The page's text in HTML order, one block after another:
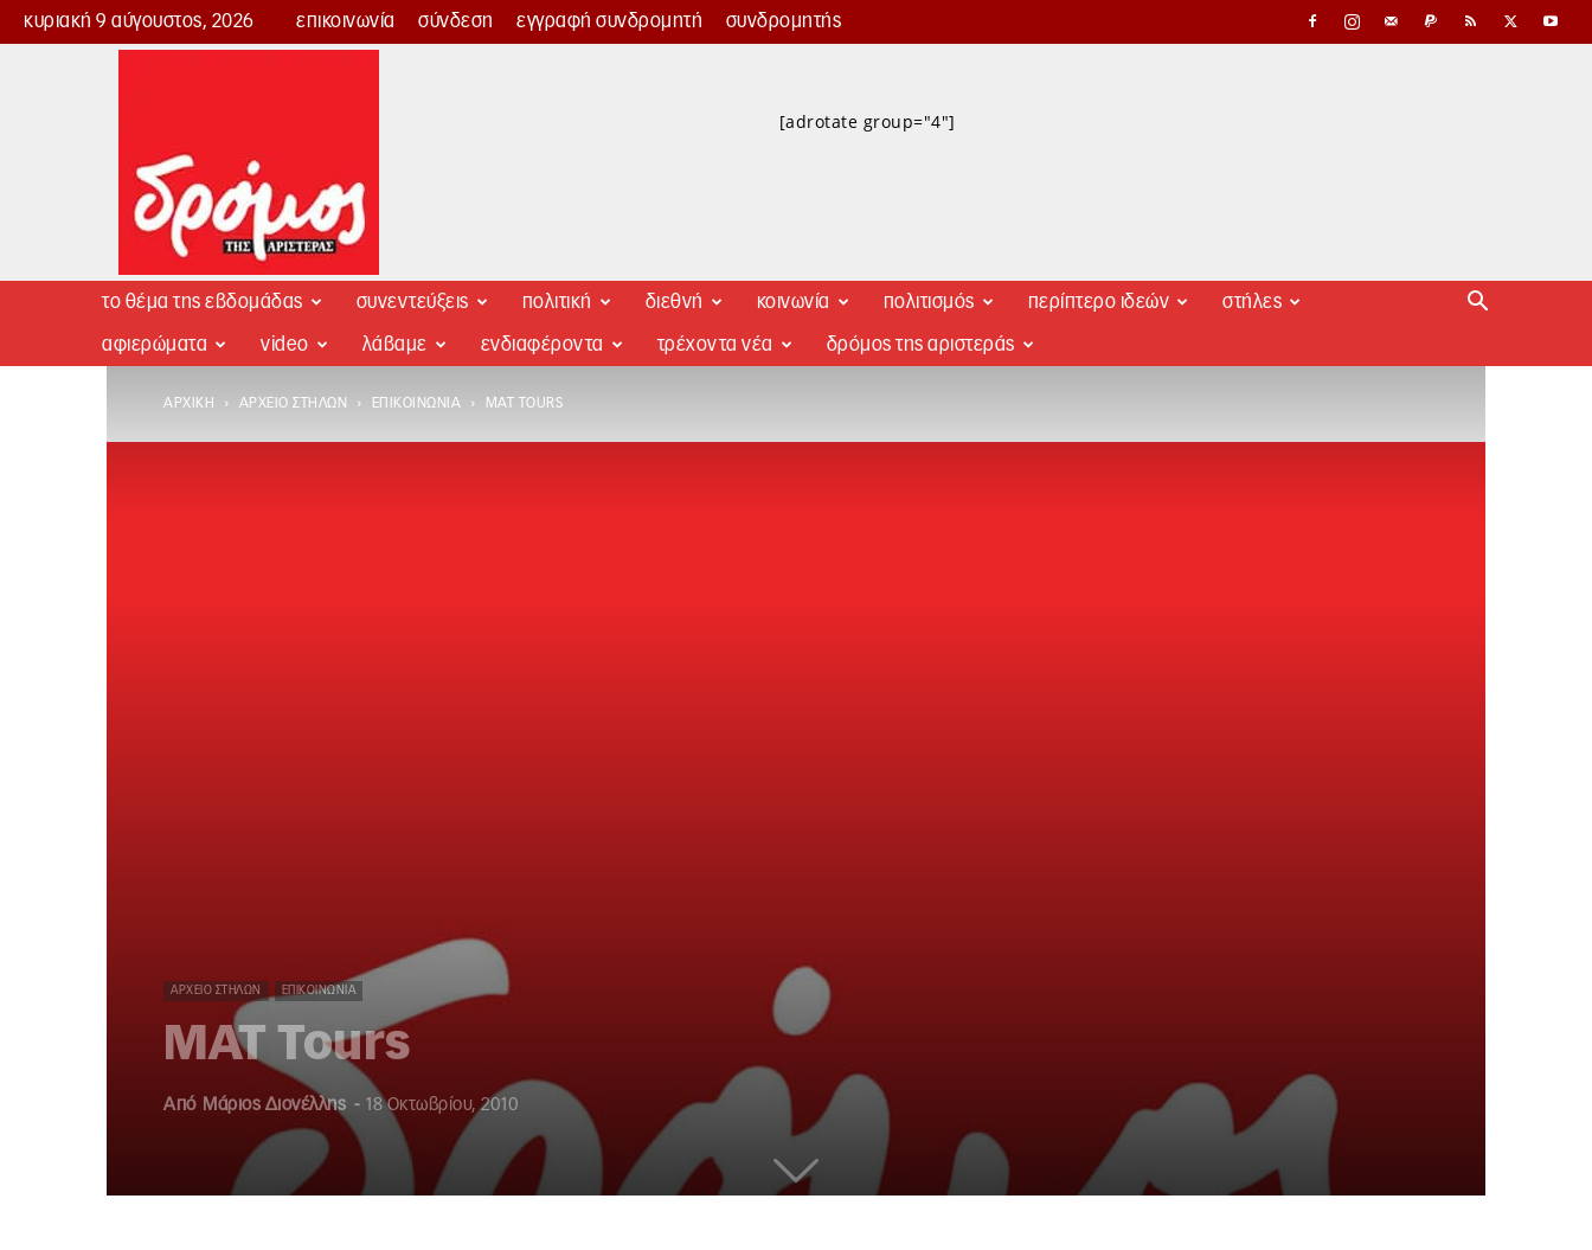
κυριακή 9 αύγουστος, 2026 επικοινωνία σύνδεση εγγραφή συνδρομητή συνδρομητής
Δρόμος
[adrotate group="4"]
το θέμα της εβδομάδας συνεντεύξεις πολιτική διεθνή κοινωνία πολιτισμός περίπτερο ιδεών στήλες
αφιερώματα video λάβαμε ενδιαφέροντα τρέχοντα νέα δρόμος της αριστεράς
ΑΡΧΙΚΉ ΑΡΧΕΊΟ ΣΤΗΛΏΝ ΕΠΙΚΟΙΝΩΝΊΑ ΜΑΤ TOURS
ΑΡΧΕΊΟ ΣΤΗΛΏΝ ΕΠΙΚΟΙΝΩΝΊΑ
ΜΑΤ Tours
Από Μάριος Διονέλλης - 18 Οκτωβρίου, 2010